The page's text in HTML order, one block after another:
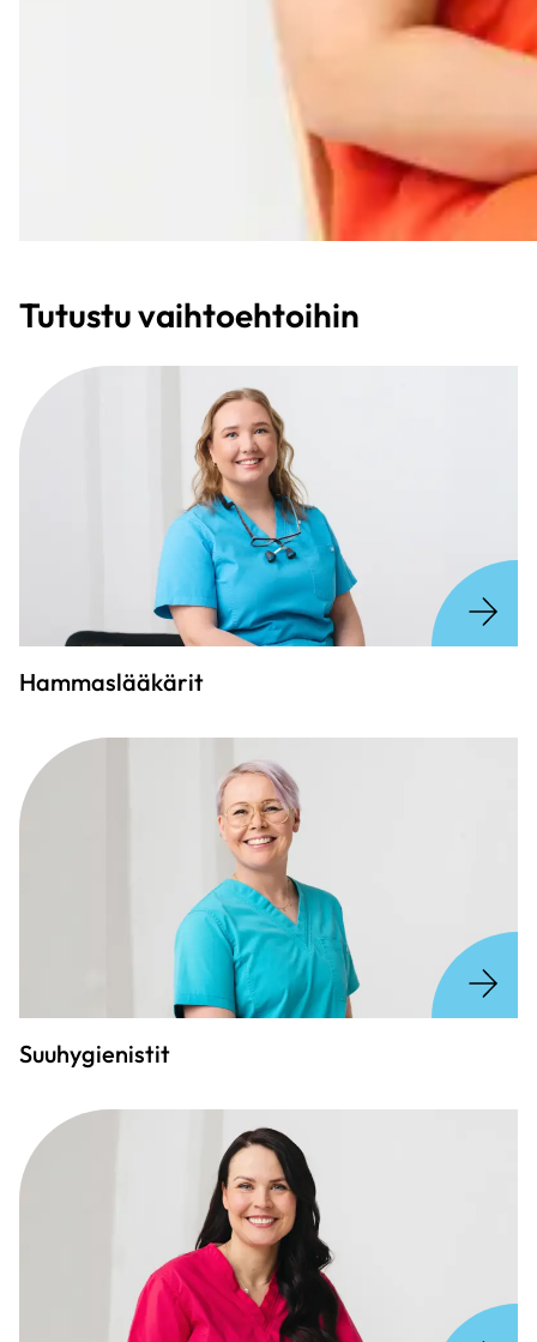
Tutustu vaihtoehtoihin
Hammaslääkärit
Suuhygienistit